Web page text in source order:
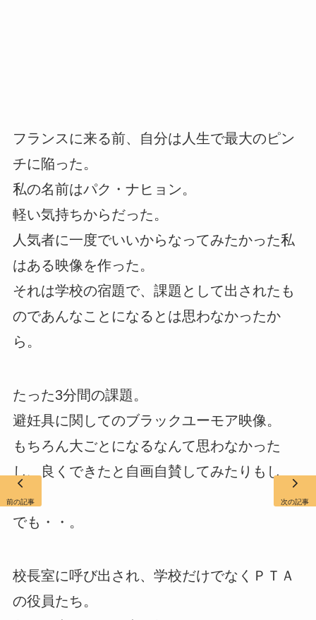
フランスに来る前、自分は人生で最大のピン
チに陥った。
私の名前はパク・ナヒョン。
軽い気持ちからだった。
人気者に一度でいいからなってみたかった私
はある映像を作った。
それは学校の宿題で、課題として出されたも
のであんなことになるとは思わなかったか
ら。
たった3分間の課題。
避妊具に関してのブラックユーモア映像。
もちろん大ごとになるなんて思わなかった
し、良くできたと自画自賛してみたりもし
た。
でも・・。
校長室に呼び出され、学校だけでなくＰＴＡ
の役員たち。
前の記事 次の記事